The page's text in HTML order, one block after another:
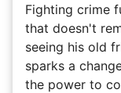
Fighting crime
that doesn't
seeing his old
sparks a
the power to